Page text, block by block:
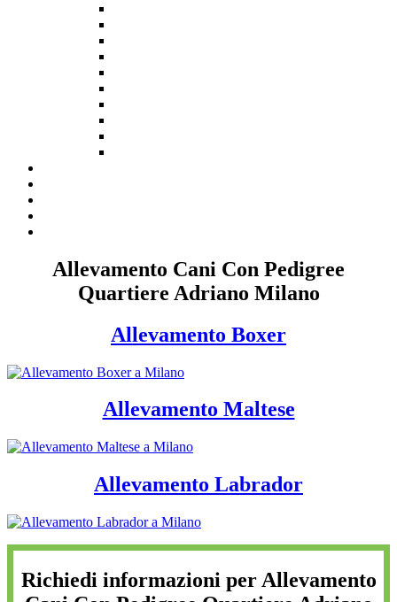
Allevamento Cani Con Pedigree
Quartiere Adriano Milano
Allevamento Boxer
Allevamento Maltese
Allevamento Labrador
Richiedi informazioni per Allevamento